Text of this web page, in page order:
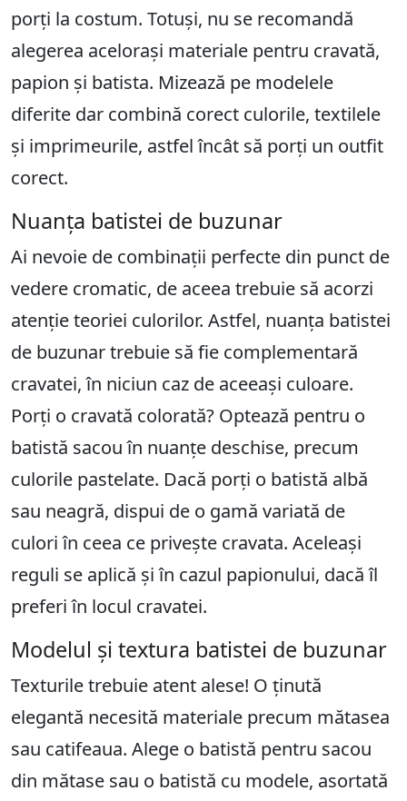
porți la costum. Totuși, nu se recomandă
alegerea acelorași materiale pentru cravată,
papion și batista. Mizează pe modelele
diferite dar combină corect culorile, textilele
și imprimeurile, astfel încât să porți un outfit
corect.
Nuanța batistei de buzunar
Ai nevoie de combinații perfecte din punct de
vedere cromatic, de aceea trebuie să acorzi
atenție teoriei culorilor. Astfel, nuanța batistei
de buzunar trebuie să fie complementară
cravatei, în niciun caz de aceeași culoare.
Porți o cravată colorată? Optează pentru o
batistă sacou în nuanțe deschise, precum
culorile pastelate. Dacă porți o batistă albă
sau neagră, dispui de o gamă variată de
culori în ceea ce privește cravata. Aceleași
reguli se aplică și în cazul papionului, dacă îl
preferi în locul cravatei.
Modelul și textura batistei de buzunar
Texturile trebuie atent alese! O ținută
elegantă necesită materiale precum mătasea
sau catifeaua. Alege o batistă pentru sacou
din mătase sau o batistă cu modele, asortată